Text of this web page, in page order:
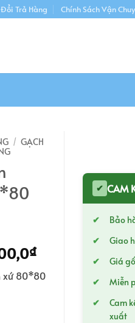
Trả Hàng Chính Sách Vận
/ GẠCH
₫Giá
hiện
tại
270.000,0₫.
xứ 80*80
✔ CAM
Bảo
Giao
Giá
Miễn
Cam
xuất